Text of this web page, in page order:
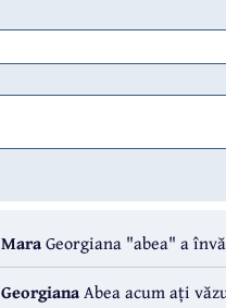
MaraGeorgiana "abea" a
GeorgianaAbea acum ați